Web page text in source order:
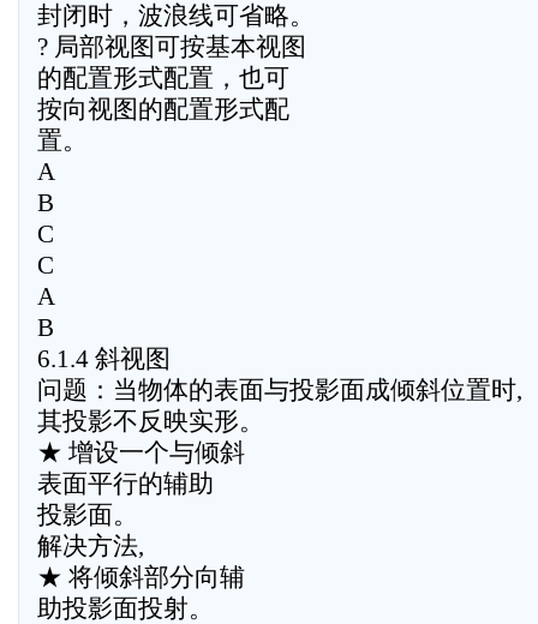
封闭时，波浪线可省略。
? 局部视图可按基本视图
的配置形式配置，也可
按向视图的配置形式配
置。
A
B
C
C
A
B
6.1.4 斜视图
问题：当物体的表面与投影面成倾斜位置时,
其投影不反映实形。
★ 增设一个与倾斜
表面平行的辅助
投影面。
解决方法,
★ 将倾斜部分向辅
助投影面投射。